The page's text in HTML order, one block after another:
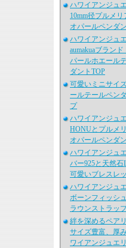
ハワイアンジュ
10mm径プルメリ
オパールペンダ
ハワイアンジュ
aumakuaブラン
パールホエール
ダントTOP
可愛いミニサイ
ールテールペン
プ
ハワイアンジュ
HONUとプルメ
オパールペンダ
ハワイアンジュ
バー925と天然石
可愛いブレスレ
ハワイアンジュ
ボーンフィッシ
ラウンストラッ
絆を深めるペア
サイズ豊富、厚
ワイアンジュエ